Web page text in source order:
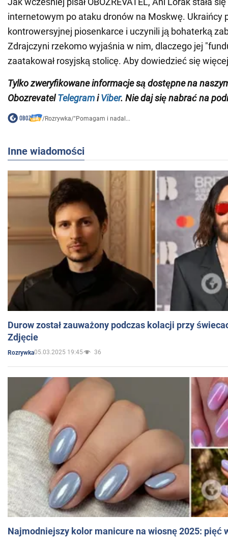
internetowym po ataku dronów na Moskwę. Ukraińcy
kontrowersyjnej piosenkarce i uczynili ją bohaterką
Zdrajczyni rzekomo wyjaśnia w nim, dlaczego jej
zaatakował rosyjską stolicę. Aby dowiedzieć się
Tylko zweryfikowane informacje są dostępne na
ObozrevatelTelegramiViber. Nie daj się nabrać na
/Rozrywka/"Pomagam i nadal...
Inne wiadomości
Durow został zauważony podczas kolacji przy
Zdjęcie
Rozrywka05.03.2025 19:45 36
Najmodniejszy kolor manicure na wiosnę 2025: pięć